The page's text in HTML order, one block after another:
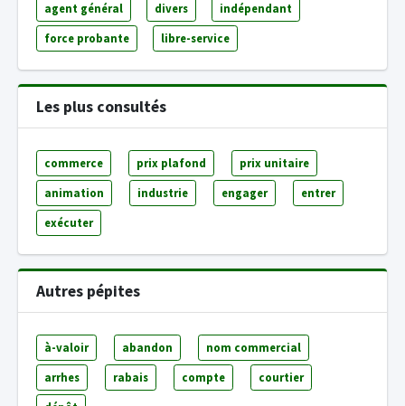
agent général divers indépendant
force probante libre-service
Les plus consultés
commerce prix plafond prix unitaire
animation industrie engager entrer
exécuter
Autres pépites
à-valoir abandon nom commercial
arrhes rabais compte courtier